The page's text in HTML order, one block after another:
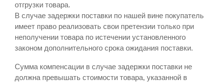
отгрузки товара.
В случае задержки поставки по нашей вине покупатель
имеет право реализовать свои претензии только при
неполучении товара по истечении установленного
законом дополнительного срока ожидания поставки.
Сумма компенсации в случае задержки поставки не
должна превышать стоимости товара, указанной в